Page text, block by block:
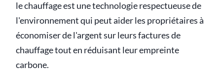
le chauffage est une technologie respectueuse de
l'environnement qui peut aider les propriétaires à
économiser de l'argent sur leurs factures de
chauffage tout en réduisant leur empreinte
carbone.